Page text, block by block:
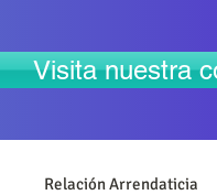
Visita nuestra
Relación Arrendaticia